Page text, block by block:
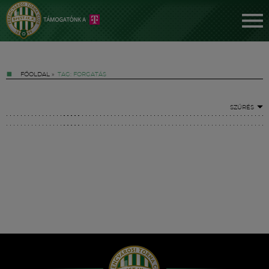
FŐOLDAL » TAG: FORGATÁS
SZŰRÉS
Hírek